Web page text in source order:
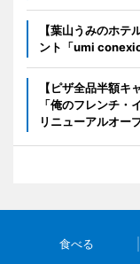
【葉山うみのホ
ント「umi
【ピザ全品半額
「俺のフレンチ・
リニューアルオー
食べる